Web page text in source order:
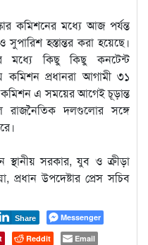
কমিশনের মধ্যে আজ পর্যন্ত
হস্তান্তর করা হয়েছে।
মধ্যে কিছু কিছু কনটেন্ট
কমিশন প্রধানরা আগামী ৩১
কমিশন এ সময়ের আগেই চূড়ান্ত
রাজনৈতিক দলগুলোর সঙ্গে
স্থানীয় সরকার, যুব ও ক্রীড়া
উপদেষ্টার প্রেস সচিব
Share
Messenger
Reddit
Email